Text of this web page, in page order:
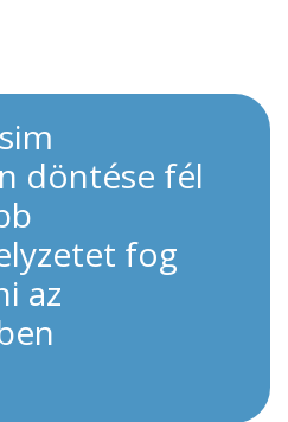
döntése fél
fog
az